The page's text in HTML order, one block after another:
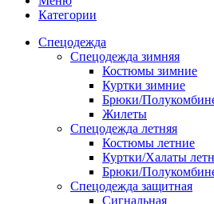
Категории
Спецодежда
Спецодежда зимняя
Костюмы зимние
Куртки зимние
Брюки/
Жилеты
Спецодежда летняя
Костюмы летние
Куртки/Халаты
Брюки/
Спецодежда защитная
Сигнальная